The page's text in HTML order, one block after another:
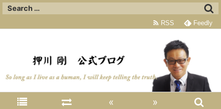
« »
RSS Feedly